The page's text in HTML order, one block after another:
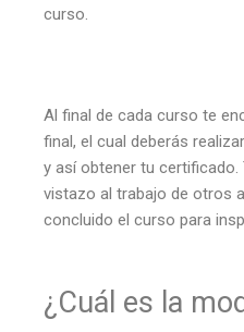
curso.
Al final de cada curso te
final, el cual deberás
y así obtener tu certificado.
vistazo al trabajo de otros
concluido el curso para
¿Cuál es la